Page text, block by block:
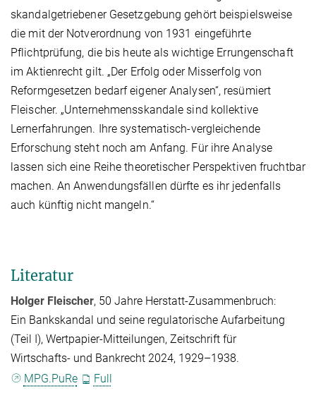
skandalgetriebener Gesetzgebung gehört beispielsweise
die mit der Notverordnung von 1931 eingeführte
Pflichtprüfung, die bis heute als wichtige Errungenschaft
im Aktienrecht gilt. „Der Erfolg oder Misserfolg von
Reformgesetzen bedarf eigener Analysen“, resümiert
Fleischer. „Unternehmensskandale sind kollektive
Lernerfahrungen. Ihre systematisch-vergleichende
Erforschung steht noch am Anfang. Für ihre Analyse
lassen sich eine Reihe theoretischer Perspektiven fruchtbar
machen. An Anwendungsfällen dürfte es ihr jedenfalls
auch künftig nicht mangeln.“
Literatur
Holger Fleischer, 50 Jahre Herstatt-Zusammenbruch:
Ein Bankskandal und seine regulatorische Aufarbeitung
(Teil I), Wertpapier-Mitteilungen, Zeitschrift für
Wirtschafts- und Bankrecht 2024, 1929–1938.
MPG.PuRe
Full